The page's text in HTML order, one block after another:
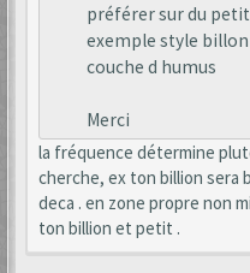
préférer sur du
exemple style
couche d humus
Merci
la fréquence détermine
cherche, ex ton billion sera
deca . en zone propre non
ton billion et petit .